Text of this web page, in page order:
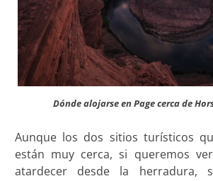
Dónde alojarse en Page cerca de
Aunque los dos sitios turísticos
están muy cerca, si queremos
atardecer desde la herradura,